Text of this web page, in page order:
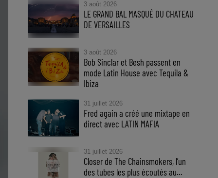
3 août 2026
LE GRAND BAL MASQUÉ DU CHATEAU
DE VERSAILLES
3 août 2026
Bob Sinclar et Besh passent en
mode Latin House avec Tequila &
Ibiza
31 juillet 2026
Fred again a créé une mixtape en
direct avec LATIN MAFIA
31 juillet 2026
Closer de The Chainsmokers, l’un
des tubes les plus écoutés au...